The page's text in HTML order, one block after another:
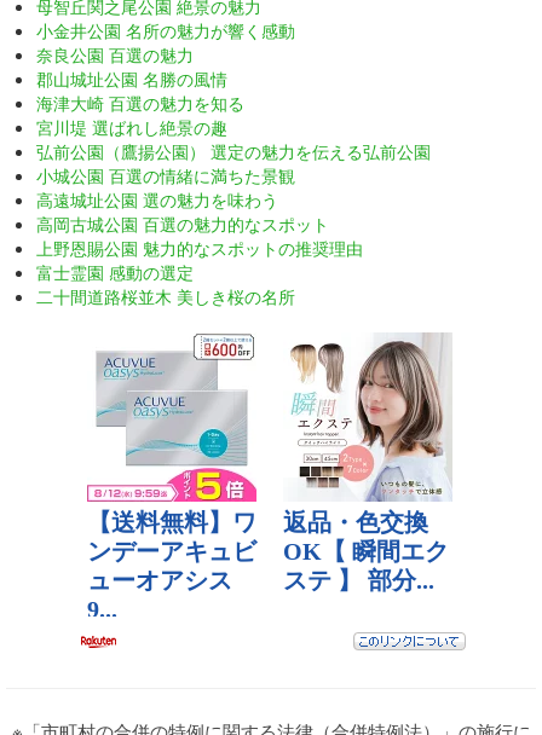
母智丘関之尾公園 絶景の魅力
小金井公園 名所の魅力が響く感動
奈良公園 百選の魅力
郡山城址公園 名勝の風情
海津大崎 百選の魅力を知る
宮川堤 選ばれし絶景の趣
弘前公園（鷹揚公園） 選定の魅力を伝える弘前公園
小城公園 百選の情緒に満ちた景観
高遠城址公園 選の魅力を味わう
高岡古城公園 百選の魅力的なスポット
上野恩賜公園 魅力的なスポットの推奨理由
富士霊園 感動の選定
二十間道路桜並木 美しき桜の名所